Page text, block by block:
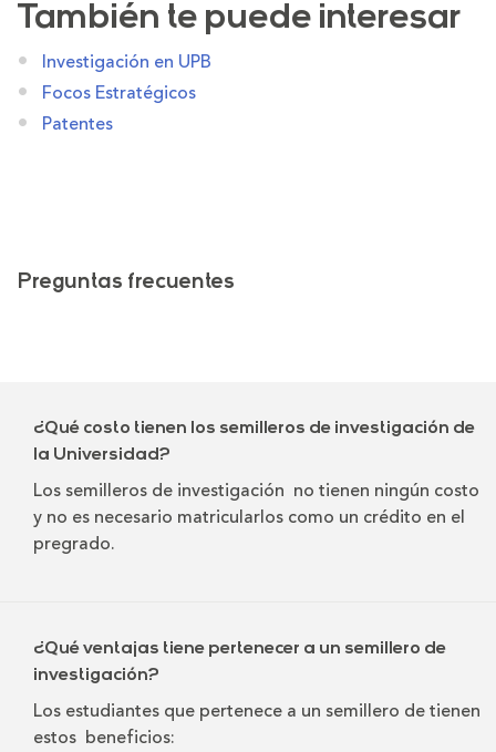
También te puede interesar
Investigación en UPB
Focos Estratégicos
Patentes
Preguntas frecuentes
¿Qué costo tienen los semilleros de investigación de
la Universidad?
Los semilleros de investigación no tienen ningún costo
y no es necesario matricularlos como un crédito en el
pregrado.
¿Qué ventajas tiene pertenecer a un semillero de
investigación?
Los estudiantes que pertenece a un semillero de tienen
estos beneficios: